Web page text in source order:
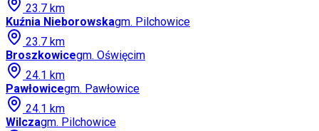
23.7 km
Kuźnia Nieborowskagm. Pilchowice
23.7 km
Broszkowicegm. Oświęcim
24.1 km
Pawłowicegm. Pawłowice
24.1 km
Wilczagm. Pilchowice